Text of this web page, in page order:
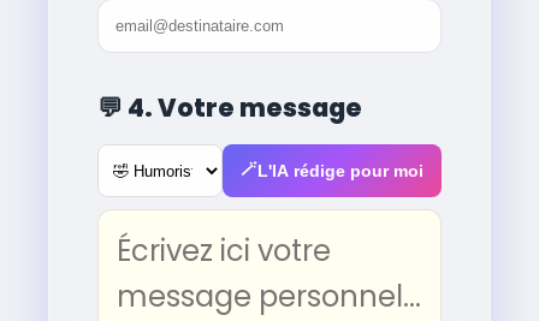
💬 4. Votre message
🪄 L'IA rédige pour moi